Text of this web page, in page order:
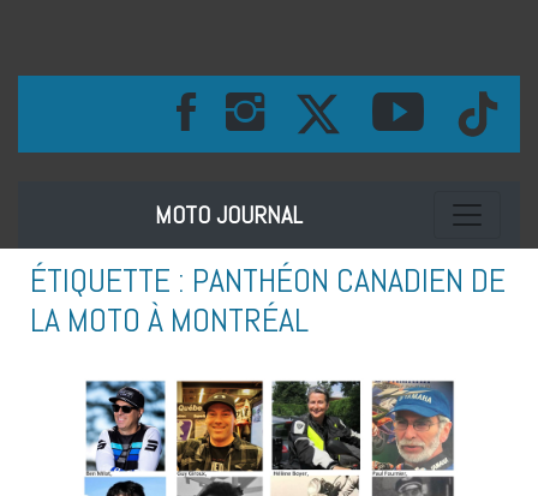
MOTO JOURNAL Toggle
ÉTIQUETTE : PANTHÉON CANADIEN DE
LA MOTO À MONTRÉAL